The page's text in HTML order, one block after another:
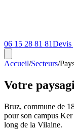
06 15 28 81 81Devis
Accueil/Secteurs/
Votre
Bruz, commune de
pour son campus
long de la Vilaine.